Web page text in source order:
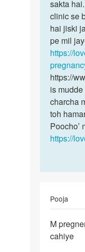
by
sakta
clinic se
hai jiski
pe mil
https://
https://
is
charcha
toh
Poocho’
https://
Pooja
M
pregnent
M
cahiye